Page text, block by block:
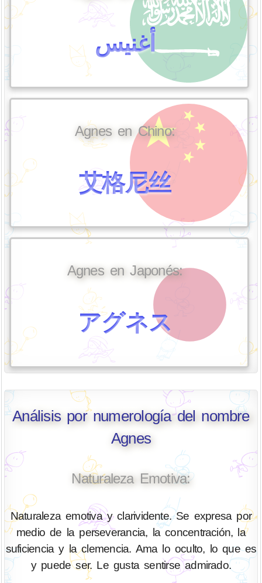
أغنيس
Agnes en Chino:
艾格尼丝
Agnes en Japonés:
アグネス
Análisis por numerología del nombre
Agnes
Naturaleza Emotiva:
Naturaleza emotiva y clarividente. Se expresa por
medio de la perseverancia, la concentración, la
suficiencia y la clemencia. Ama lo oculto, lo que es
y puede ser. Le gusta sentirse admirado.